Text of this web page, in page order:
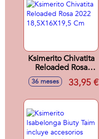
Ksimerito Chivatita
Reloaded Rosa
2022 18,5X16X19,5
Cm
36 meses 33,95 €